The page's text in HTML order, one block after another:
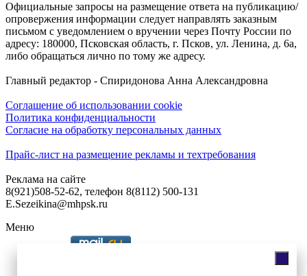
Официальные запросы на размещение ответа на публикацию/
опровержения информации следует направлять заказным
письмом с уведомлением о вручении через Почту России по
адресу: 180000, Псковская область, г. Псков, ул. Ленина, д. 6а,
либо обращаться лично по тому же адресу.
Главный редактор - Спиридонова Анна Александровна
Соглашение об использовании cookie
Политика конфиденциальности
Согласие на обработку персональных данных
Прайс-лист на размещение рекламы и техтребования
Реклама на сайте
8(921)508-52-62, телефон 8(8112) 500-131
E.Sezeikina@mhpsk.ru
Меню